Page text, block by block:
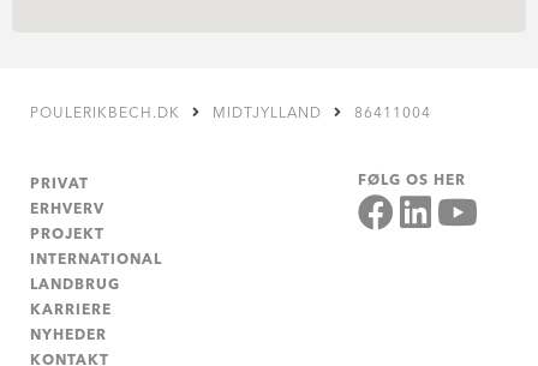
POULERIKBECH.DK MIDTJYLLAND 86411004
PRIVAT
ERHVERV
PROJEKT
INTERNATIONAL
LANDBRUG
KARRIERE
NYHEDER
KONTAKT
FØLG OS HER